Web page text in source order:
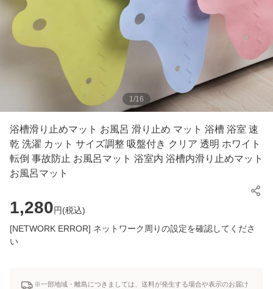
1/16
浴槽滑り止めマット お風呂 滑り止め マット 浴槽 浴室 速
乾 洗濯 カット サイズ調整 吸盤付き クリア 透明 ホワイト
転倒 事故防止 お風呂マット 浴室内 浴槽内滑り止めマット
お風呂マット
1,280円(税込)
[NETWORK ERROR] ネットワーク周りの設定を確認してくださ
い
※一部地域・離島につきましては、送料が発生する場合や表示のお届け